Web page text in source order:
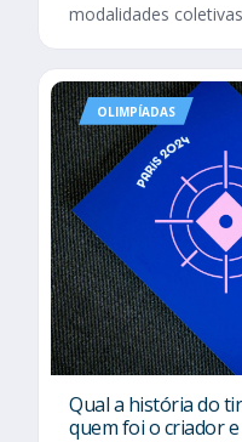
modalidades
OLIMPÍADAS
Qual a história do
quem foi o criador